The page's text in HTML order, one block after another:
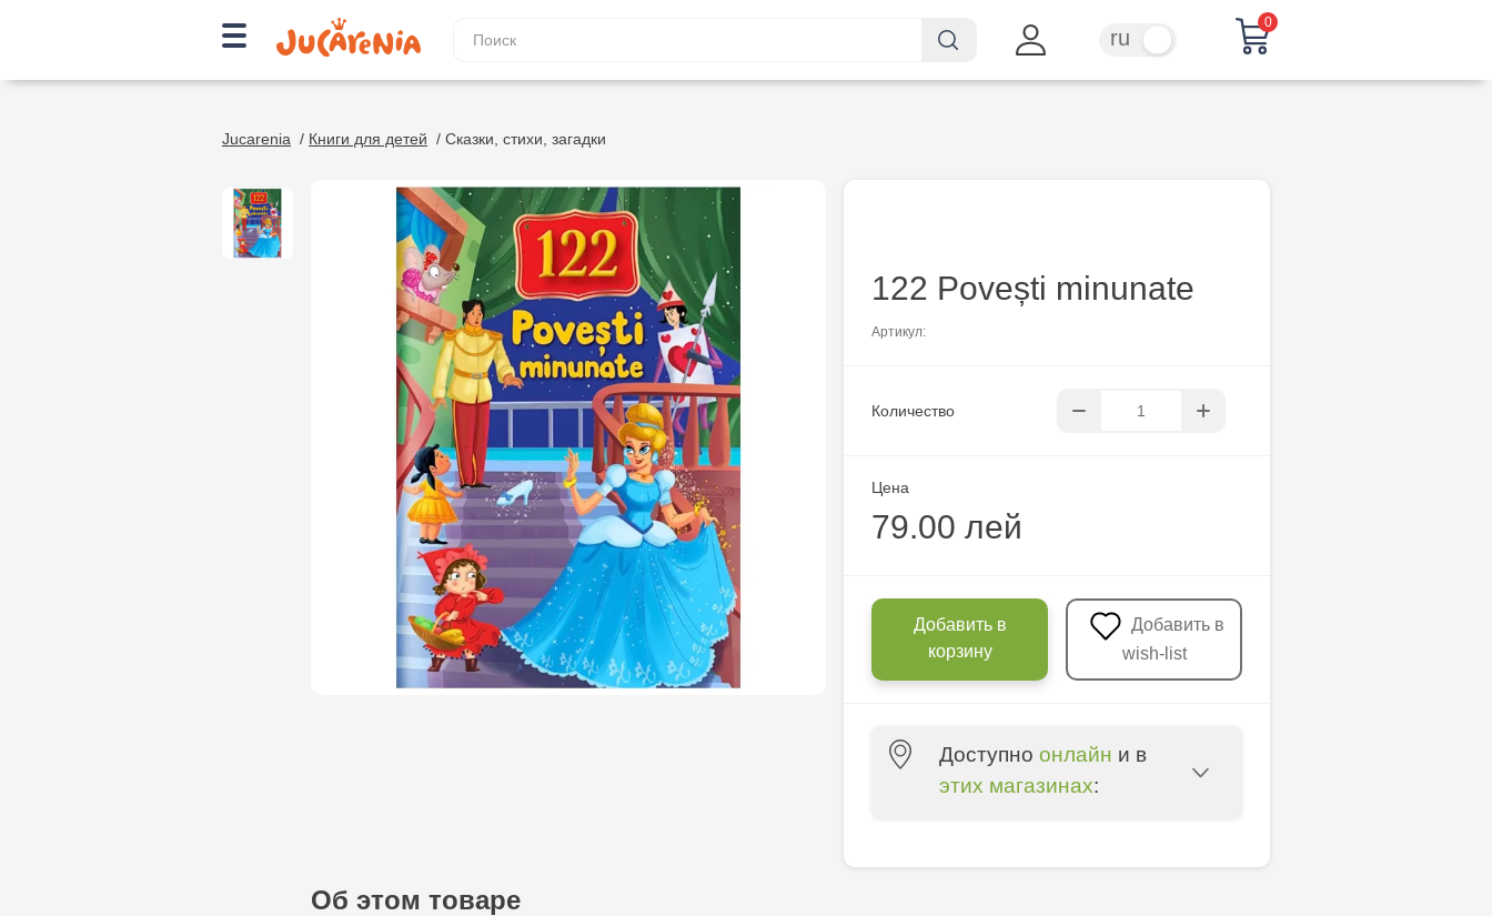
ru
0
Jucarenia / Книги для детей / Сказки, стихи, загадки
122 Povești minunate
Артикул:
Количество
Цена
79.00 лей
Добавить в
корзину
wish-list
Доступно онлайн и в
этих магазинах:
Socoleni, 7
Об этом товаре